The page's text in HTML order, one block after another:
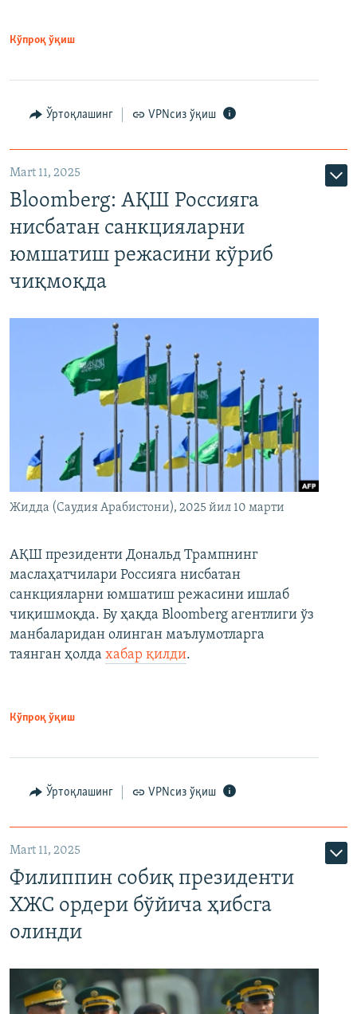
Кўпроқ ўқиш
Ўртоқлашинг VPNсиз ўқиш
Mart 11, 2025
Bloomberg: АҚШ Россияга
нисбатан санкцияларни
юмшатиш режасини кўриб
чиқмоқда
Жидда (Саудия Арабистони), 2025 йил 10 марти
АҚШ президенти Дональд Трампнинг
маслаҳатчилари Россияга нисбатан
санкцияларни юмшатиш режасини ишлаб
чиқишмоқда. Бу ҳақда Bloomberg агентлиги ўз
манбаларидан олинган маълумотларга
таянган ҳолда хабар қилди.
Кўпроқ ўқиш
Ўртоқлашинг VPNсиз ўқиш
Mart 11, 2025
Филиппин собиқ президенти
ХЖС ордери бўйича ҳибсга
олинди